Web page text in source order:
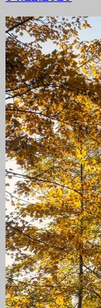
2020